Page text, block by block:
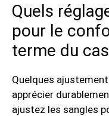
Quels
pour le
terme du
Quelques
apprécier
ajustez les sangles